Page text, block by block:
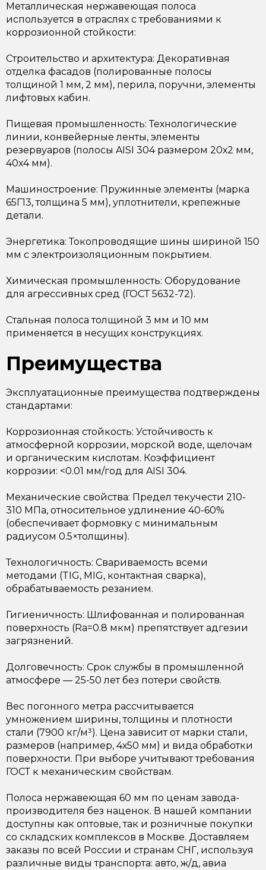
Металлическая нержавеющая полоса
используется в отраслях с требованиями к
коррозионной стойкости:
Строительство и архитектура: Декоративная
отделка фасадов (полированные полосы
толщиной 1 мм, 2 мм), перила, поручни, элементы
лифтовых кабин.
Пищевая промышленность: Технологические
линии, конвейерные ленты, элементы
резервуаров (полосы AISI 304 размером 20х2 мм,
40х4 мм).
Машиностроение: Пружинные элементы (марка
65Г13, толщина 5 мм), уплотнители, крепежные
детали.
Энергетика: Токопроводящие шины шириной 150
мм с электроизоляционным покрытием.
Химическая промышленность: Оборудование
для агрессивных сред (ГОСТ 5632-72).
Стальная полоса толщиной 3 мм и 10 мм
применяется в несущих конструкциях.
Преимущества
Эксплуатационные преимущества подтверждены
стандартами:
Коррозионная стойкость: Устойчивость к
атмосферной коррозии, морской воде, щелочам
и органическим кислотам. Коэффициент
коррозии: <0.01 мм/год для AISI 304.
Механические свойства: Предел текучести 210-
310 МПа, относительное удлинение 40-60%
(обеспечивает формовку с минимальным
радиусом 0.5×толщины).
Технологичность: Свариваемость всеми
методами (TIG, MIG, контактная сварка),
обрабатываемость резанием.
Гигиеничность: Шлифованная и полированная
поверхность (Ra=0.8 мкм) препятствует адгезии
загрязнений.
Долговечность: Срок службы в промышленной
атмосфере — 25-50 лет без потери свойств.
Вес погонного метра рассчитывается
умножением ширины, толщины и плотности
стали (7900 кг/м³). Цена зависит от марки стали,
размеров (например, 4х50 мм) и вида обработки
поверхности. При выборе учитывают требования
ГОСТ к механическим свойствам.
Полоса нержавеющая 60 мм по ценам завода-
производителя без наценок. В нашей компании
доступны как оптовые, так и розничные покупки
со складских комплексов в Москве. Доставляем
заказы по всей России и странам СНГ, используя
различные виды транспорта: авто, ж/д, авиа